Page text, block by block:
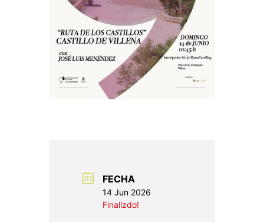
FECHA
14 Jun 2026
Finalizdo!